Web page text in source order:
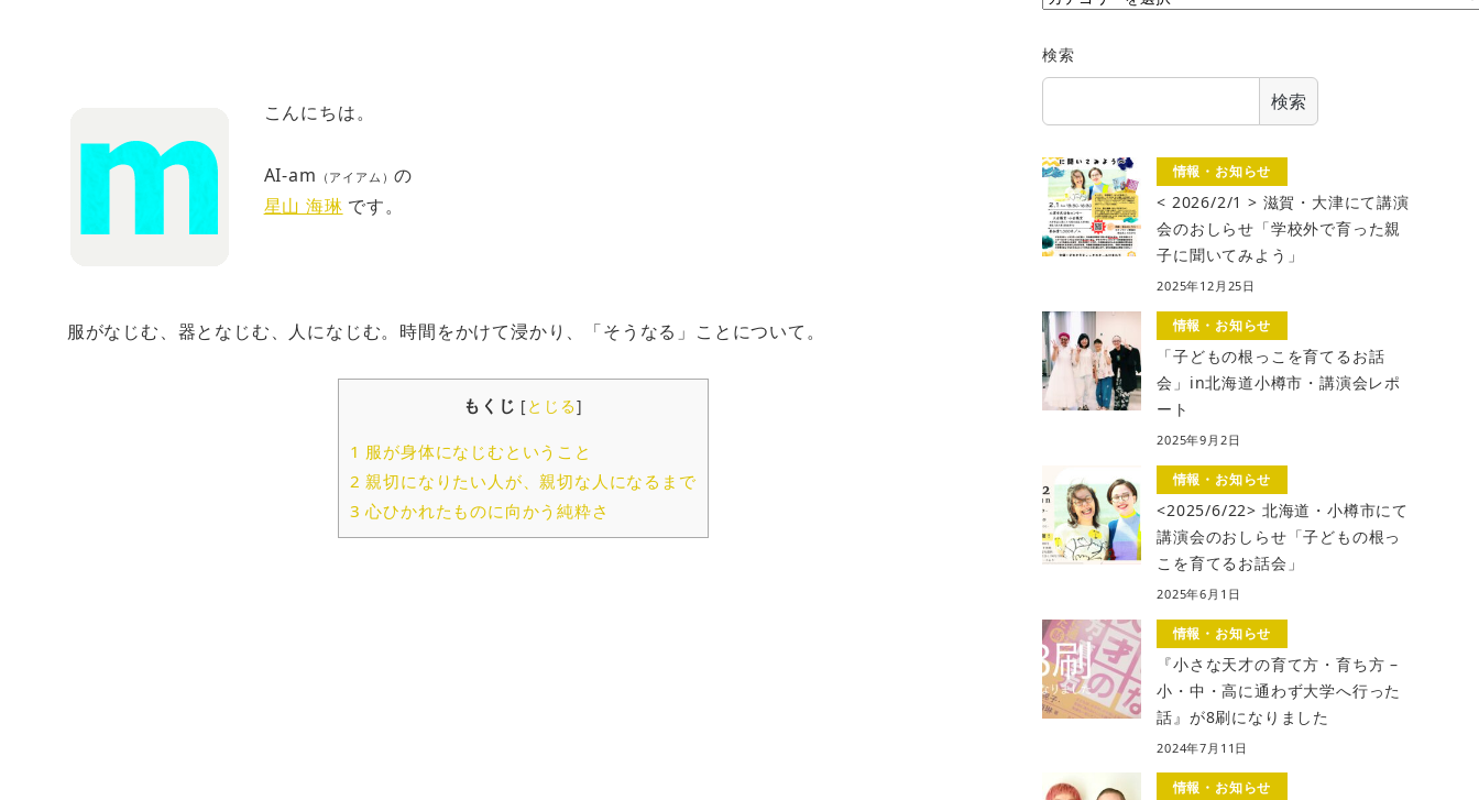
こんにちは。
AI-am （アイアム）の
星山 海琳 です。
服がなじむ、器となじむ、人になじむ。時間をかけて浸かり、「そうなる」ことについて。
もくじ [とじる]
1 服が身体になじむということ
2 親切になりたい人が、親切な人になるまで
3 心ひかれたものに向かう純粋さ
テ
リ
検索
検索
情報・お知らせ
< 2026/2/1 > 滋賀・大津にて講演
会のおしらせ「学校外で育った親
子に聞いてみよう」
2025年12月25日
情報・お知らせ
「子どもの根っこを育てるお話
会」in北海道小樽市・講演会レポ
ート
2025年9月2日
情報・お知らせ
<2025/6/22> 北海道・小樽市にて
講演会のおしらせ「子どもの根っ
こを育てるお話会」
2025年6月1日
情報・お知らせ
『小さな天才の育て方・育ち方 –
小・中・高に通わず大学へ行った
話』が8刷になりました
2024年7月11日
情報・お知らせ